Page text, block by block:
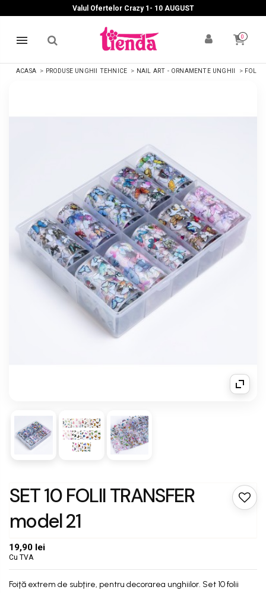
Valul Ofertelor Crazy 1- 10 AUGUST
0
ACASA PRODUSE UNGHII TEHNICE NAIL ART - ORNAMENTE UNGHII FOLII
SET 10 FOLII TRANSFER
model 21
19,90 lei
Cu TVA
Foiţă extrem de subţire, pentru decorarea unghiilor. Set 10 folii